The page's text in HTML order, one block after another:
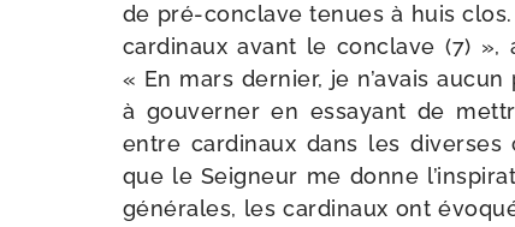
de pré-​conclave tenues à huis
car­di­naux avant le conclave (7)
« En mars der­nier, je n’a­vais
à gou­ver­ner en essayant de
entre car­di­naux dans les diverses
que le Seigneur me donne
géné­rales, les car­di­naux ont